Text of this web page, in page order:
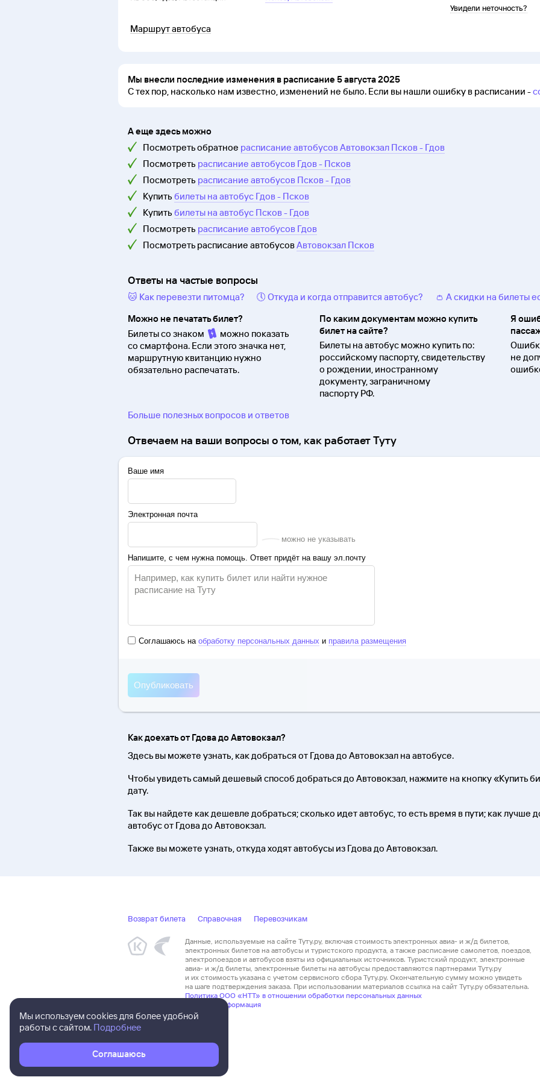
Увидели неточность?
Маршрут автобуса
Мы внесли последние изменения в расписание 5 августа 2025
С тех пор, насколько нам известно, изменений не было. Если вы нашли ошибку в расписании -
А еще здесь можно
Посмотреть обратное расписание автобусов Автовокзал Псков - Гдов
Посмотреть расписание автобусов Гдов - Псков
Посмотреть расписание автобусов Псков - Гдов
Купить билеты на автобус Гдов - Псков
Купить билеты на автобус Псков - Гдов
Посмотреть расписание автобусов Гдов
Посмотреть расписание автобусовАвтовокзал Псков
Ответы на частые вопросы
🐱 Как перевезти питомца? 🕔 Откуда и когда отправится автобус?
👛 А скидки на билеты
Можно не печатать билет?
Билеты со знаком
можно показать
со смартфона. Если этого значка нет,
маршрутную квитанцию нужно
обязательно распечатать.
По каким документам можно купить
билет на сайте?
Билеты на автобус можно купить по:
российскому паспорту, свидетельству
о рождении, иностранному
документу, заграничному
паспорту РФ.
Я
не
Больше полезных вопросов и ответов
Отвечаем на ваши вопросы о том, как работает Туту
Ваше имя
Электронная почта
можно не указывать
Напишите, с чем нужна помощь. Ответ придёт на вашу эл.почту
Соглашаюсь на обработку персональных данных и правила размещения
Как доехать от Гдова до Автовокзал?
Здесь вы можете узнать, как добраться от Гдова до Автовокзал на автобусе.
Чтобы увидеть самый дешевый способ добраться до Автовокзал, нажмите на кнопку «Купить
дату.
Так вы найдете как дешевле добраться; сколько идет автобус, то есть время в пути; как лучше
автобус от Гдова до Автовокзал.
Также вы можете узнать, откуда ходят автобусы из Гдова до Автовокзал.
Возврат билета Справочная Перевозчикам
Данные, используемые на сайте Туту.ру, включая стоимость электронных авиа- и ж/д билетов,
электронных билетов на автобусы и туристского продукта, а также расписание самолетов, поездов,
электропоездов и автобусов взяты из официальных источников. Туристский продукт, электронные
авиа- и ж/д билеты, электронные билеты на автобусы предоставляются партнерами Туту.ру
и их стоимость указана с учетом сервисного сбора Туту.ру. Окончательную сумму можно увидеть
на шаге подтверждения заказа. При использовании материалов ссылка на сайт Туту.ру обязательна.
Политика ООО «НТТ» в отношении обработки персональных данных
Правовая информация
Мы используем cookies для более удобной
работы с сайтом. Подробнее
Соглашаюсь